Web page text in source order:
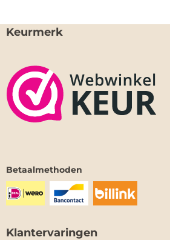
Keurmerk
Betaalmethoden
Klantervaringen